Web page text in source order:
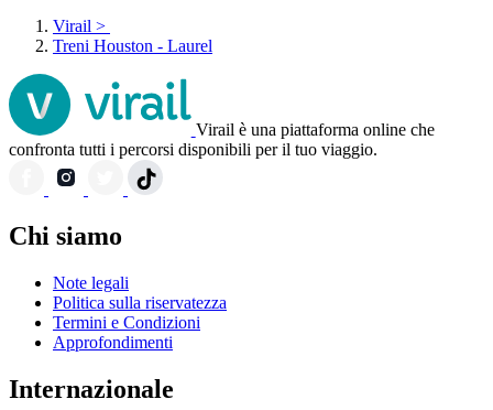
Virail >
Treni Houston - Laurel
Virail è una piattaforma online che
confronta tutti i percorsi disponibili per il tuo viaggio.
Chi siamo
Note legali
Politica sulla riservatezza
Termini e Condizioni
Approfondimenti
Internazionale